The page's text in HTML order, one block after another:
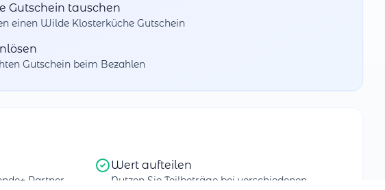
Gutschein tauschen
einen Wilde Klosterküche Gutschein
Gutschein beim Bezahlen
Partner
Wert aufteilen
Nutzen Sie Teilbeträge bei verschiedenen